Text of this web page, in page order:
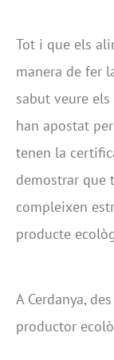
Tot i que els
manera de fer
sabut veure
han apostat
tenen la
demostrar que
compleixen
producte
A Cerdanya,
productor